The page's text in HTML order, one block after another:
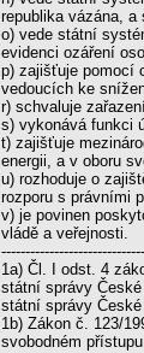
republika vázána,
o) vede státní
evidenci ozáření
p) zajišťuje pomocí
vedoucích ke
r) schvaluje
s) vykonává funkci
t) zajišťuje
energii, a v oboru
u) rozhoduje o
rozporu s právními
v) je povinen
vládě a veřejnosti.
1a) Čl. I odst. 4
státní správy
státní správy České
1b) Zákon č. 123/
svobodném